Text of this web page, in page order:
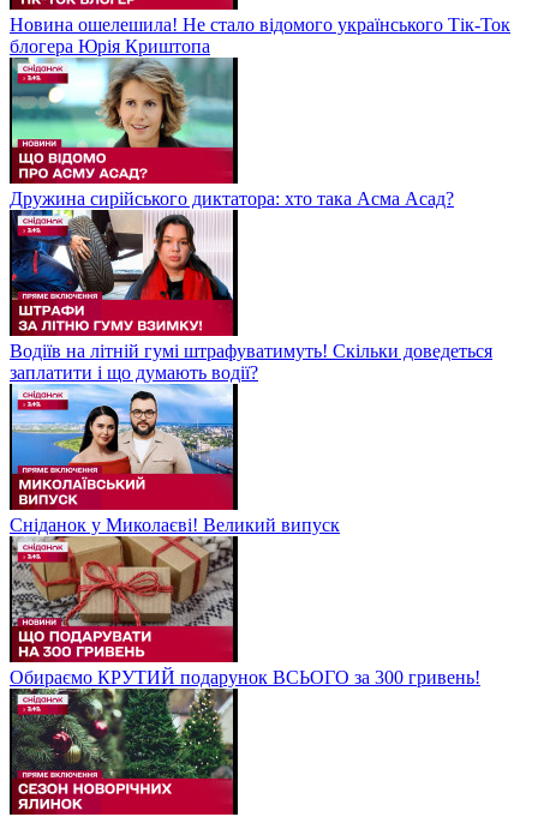
Новина ошелешила! Не стало відомого українського Тік-Ток
блогера Юрія Криштопа
Дружина сирійського диктатора: хто така Асма Асад?
Водіїв на літній гумі штрафуватимуть! Скільки доведеться
заплатити і що думають водії?
Сніданок у Миколаєві! Великий випуск
Обираємо КРУТИЙ подарунок ВСЬОГО за 300 гривень!